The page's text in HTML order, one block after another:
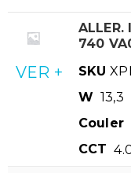
VER +
ALLER.
740
SKU
W 13,3
Couler
CCT